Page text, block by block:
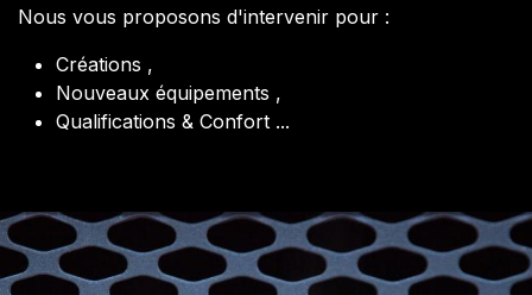
Nous vous proposons d'intervenir pour :
Créations ,
Nouveaux équipements ,
Qualifications & Confort ...